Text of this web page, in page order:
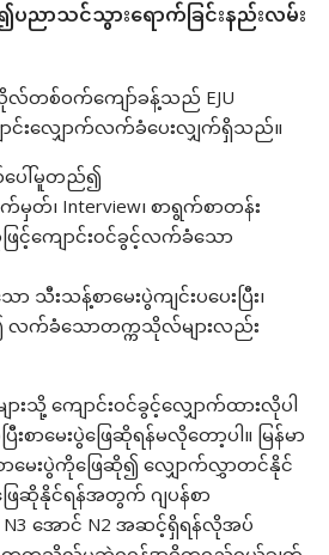
၍ပညာသင်သွားရောက်ခြင်းနည်းလမ်း
တစ်ဝက်ကျော်ခန့်သည် EJU
င်းလျှောက်လက်ခံပေးလျှက်ရှိသည်။
ေါ်မူတည်၍
မှတ်၊ Interview၊ စာရွက်စာတန်း
ြင့်ကျောင်းဝင်ခွင့်လက်ခံသော
ာ သီးသန့်စာမေးပွဲကျင်းပပေးပြီး၊
က်ခံသောတက္ကသိုလ်များလည်း
းသို့ ကျောင်းဝင်ခွင့်လျှောက်ထားလိုပါ
စာမေးပွဲဖြေဆိုရန်မလိုတော့ပါ။ မြန်မာ
စာမေးပွဲကိုဖြေဆို၍ လျှောက်လွှာတင်နိုင်
ြေဆိုနိုင်ရန်အတွက် ဂျပန်စာ
အောင် N2 အဆင့်ရှိရန်လိုအပ်